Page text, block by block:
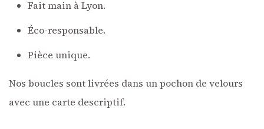
Fait main à Lyon.
Éco-responsable.
Pièce unique.
Nos boucles sont livrées dans un pochon de velours
avec une carte descriptif.